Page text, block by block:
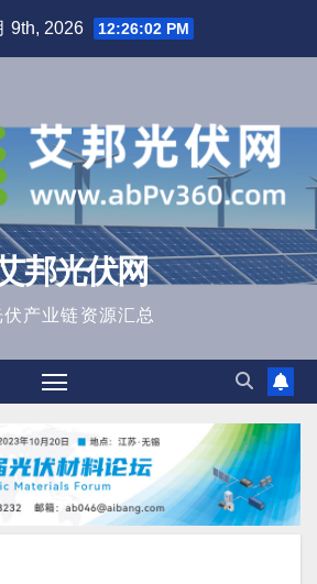
9th, 2026 12:26:04 PM
邦光伏网
伏产业链资源汇总